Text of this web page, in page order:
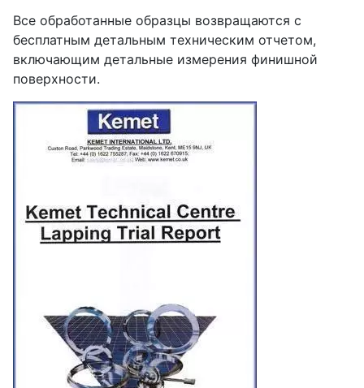
Все обработанные образцы возвращаются с
бесплатным детальным техническим отчетом,
включающим детальные измерения финишной
поверхности.